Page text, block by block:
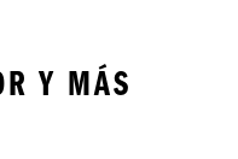
Y MÁS